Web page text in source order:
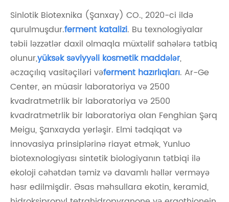
Sinlotik Biotexnika (Şanxay) CO., 2020-ci ildə
qurulmuşdur.ferment katalizi. Bu texnologiyalar
təbii ləzzətlər daxil olmaqla müxtəlif sahələrə tətbiq
olunur,yüksək səviyyəli kosmetik maddələr,
əczaçılıq vasitəçiləri vəferment hazırlıqları. Ar-Ge
Center, ən müasir laboratoriya və 2500
kvadratmetrlik bir laboratoriya və 2500
kvadratmetrlik bir laboratoriya olan Fenghian Şərq
Meigu, Şanxayda yerləşir. Elmi tədqiqat və
innovasiya prinsiplərinə riayət etmək, Yunluo
biotexnologiyası sintetik biologiyanın tətbiqi ilə
ekoloji cəhətdən təmiz və davamlı həllər verməyə
həsr edilmişdir. Əsas məhsullara ekotin, keramid,